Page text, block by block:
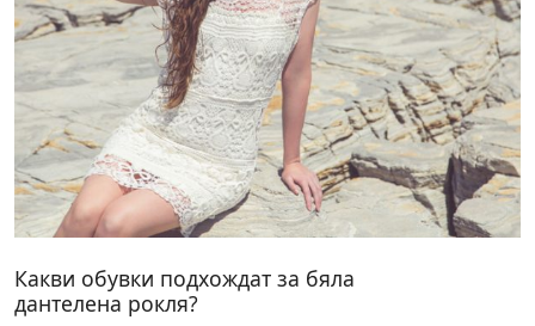
Какви обувки подхождат за бяла
дантелена рокля?